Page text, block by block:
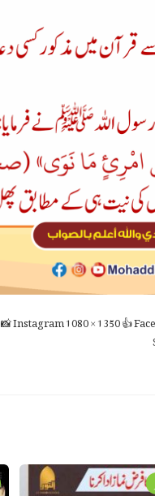
📸 Instagram1080 × 1350👍